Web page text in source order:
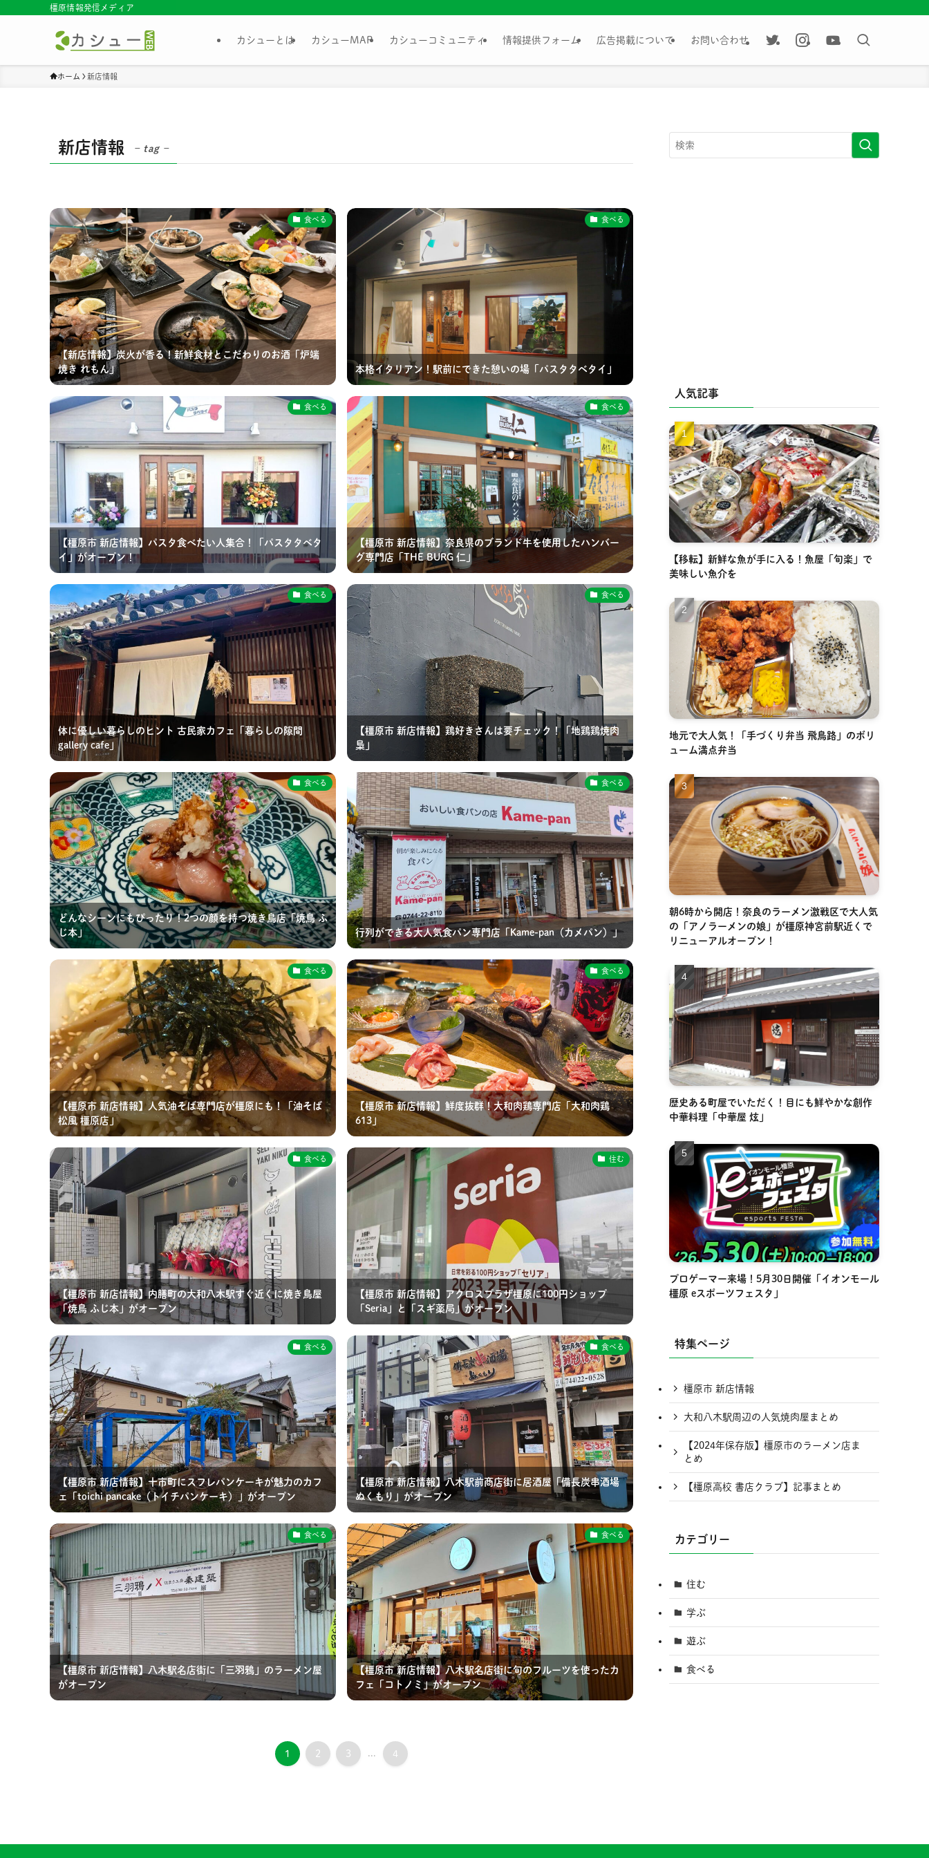
橿原情報発信メディア
カシューとは カシューMAP カシューコミュニティ 情報提供フォーム 広告掲載について お問い合わせ
ホーム 新店情報
新店情報 – tag –
食べる
【新店情報】炭火が香る！新鮮食材とこだわりのお酒「炉端
焼き れもん」
食べる
本格イタリアン！駅前にできた憩いの場「パスタタベタイ」
食べる
【橿原市 新店情報】パスタ食べたい人集合！「パスタタベタ
イ」がオープン！
食べる
【橿原市 新店情報】奈良県のブランド牛を使用したハンバー
グ専門店「THE BURG 仁」
食べる
体に優しい暮らしのヒント 古民家カフェ「暮らしの隙間
gallery cafe」
食べる
【橿原市 新店情報】鶏好きさんは要チェック！「地鶏鶏焼肉
梟」
食べる
どんなシーンにもぴったり！2つの顔を持つ焼き鳥店「焼鳥 ふ
じ本」
食べる
行列ができる大人気食パン専門店「Kame-pan（カメパン）」
食べる
【橿原市 新店情報】人気油そば専門店が橿原にも！「油そば
松風 橿原店」
食べる
【橿原市 新店情報】鮮度抜群！大和肉鶏専門店「大和肉鶏
613」
食べる
【橿原市 新店情報】内膳町の大和八木駅すぐ近くに焼き鳥屋
「焼鳥 ふじ本」がオープン
住む
【橿原市 新店情報】アクロスプラザ橿原に100円ショップ
「Seria」と「スギ薬局」がオープン
食べる
【橿原市 新店情報】十市町にスフレパンケーキが魅力のカフ
ェ「toichi pancake（トイチパンケーキ）」がオープン
食べる
【橿原市 新店情報】八木駅前商店街に居酒屋「備長炭串酒場
ぬくもり」がオープン
食べる
【橿原市 新店情報】八木駅名店街に「三羽鴉」のラーメン屋
がオープン
食べる
【橿原市 新店情報】八木駅名店街に旬のフルーツを使ったカ
フェ「コトノミ」がオープン
1 2 3 ... 4
人気記事
【移転】新鮮な魚が手に入る！魚屋「旬楽」で
美味しい魚介を
地元で大人気！「手づくり弁当 飛鳥路」のボリ
ューム満点弁当
朝6時から開店！奈良のラーメン激戦区で大人気
の「アノラーメンの娘」が橿原神宮前駅近くで
リニューアルオープン！
歴史ある町屋でいただく！目にも鮮やかな創作
中華料理「中華屋 炫」
プロゲーマー来場！5月30日開催「イオンモール
橿原 eスポーツフェスタ」
特集ページ
橿原市 新店情報
大和八木駅周辺の人気焼肉屋まとめ
【2024年保存版】橿原市のラーメン店ま
とめ
【橿原高校 書店クラブ】記事まとめ
カテゴリー
住む
学ぶ
遊ぶ
食べる